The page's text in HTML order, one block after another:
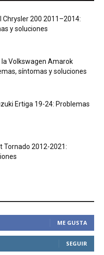
Chrysler 200 2011–2014:
y soluciones
la Volkswagen Amarok
síntomas y soluciones
Ertiga 19-24: Problemas
Tornado 2012-2021:
ME GUSTA
SEGUIR